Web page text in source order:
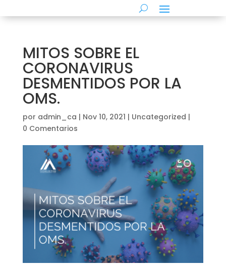
MITOS SOBRE EL
CORONAVIRUS
DESMENTIDOS POR LA
OMS.
por admin_ca | Nov 10, 2021 | Uncategorized |
0 Comentarios